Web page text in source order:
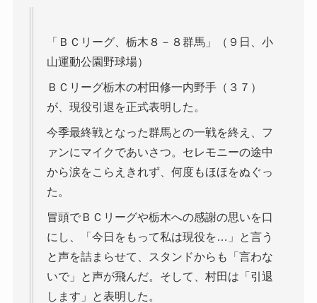
「ＢＣリーグ、栃木８－８群馬」（９日、小
山運動公園野球場）
ＢＣリーグ栃木の村田修一内野手（３７）
が、現役引退を正式表明した。
今季最終戦となった群馬との一戦を終え、フ
ァンにマイクであいさつ。セレモニーの途中
から涙をこらえきれず、何度もほほをぬぐっ
た。
冒頭でＢＣリーグや栃木への感謝の思いを口
にし、「今日をもって私は現役を…」と言う
と声を詰まらせて、スタンドからも「言わな
いで」と声が飛んだ。そして、村田は「引退
します」と表明した。